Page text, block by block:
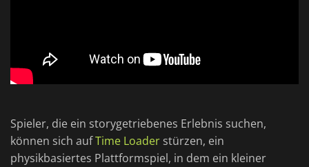
Spieler, die ein storygetriebenes Erlebnis suchen,
können sich aufTime Loader stürzen, ein
physikbasiertes Plattformspiel, in dem ein kleiner